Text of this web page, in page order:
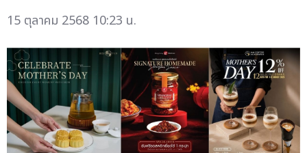
15 ตุลาคม 2568 10:23 น.